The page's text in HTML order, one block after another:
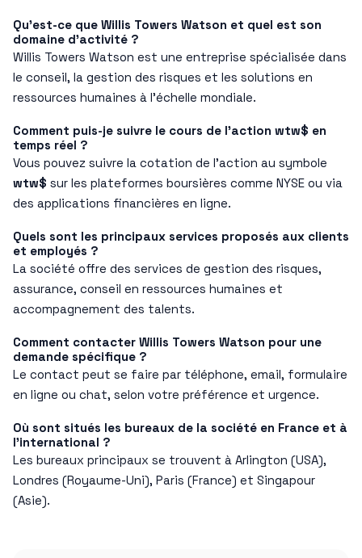
Qu’est-ce que Willis Towers Watson et quel est son
domaine d’activité ?
Willis Towers Watson est une entreprise spécialisée dans
le conseil, la gestion des risques et les solutions en
ressources humaines à l’échelle mondiale.
Comment puis-je suivre le cours de l’action wtw$ en
temps réel ?
Vous pouvez suivre la cotation de l’action au symbole
wtw$ sur les plateformes boursières comme NYSE ou via
des applications financières en ligne.
Quels sont les principaux services proposés aux clients
et employés ?
La société offre des services de gestion des risques,
assurance, conseil en ressources humaines et
accompagnement des talents.
Comment contacter Willis Towers Watson pour une
demande spécifique ?
Le contact peut se faire par téléphone, email, formulaire
en ligne ou chat, selon votre préférence et urgence.
Où sont situés les bureaux de la société en France et à
l’international ?
Les bureaux principaux se trouvent à Arlington (USA),
Londres (Royaume-Uni), Paris (France) et Singapour
(Asie).